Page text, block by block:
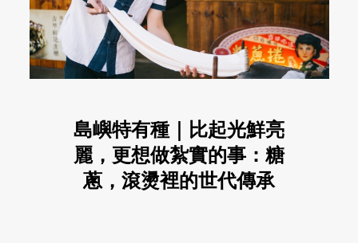
島嶼特有種｜比起光鮮亮
麗，更想做紮實的事：糖
蔥，滾燙裡的世代傳承